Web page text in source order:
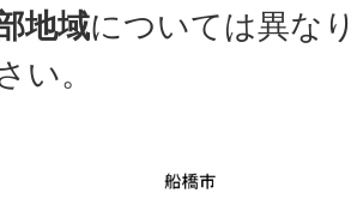
地域については異な
い。